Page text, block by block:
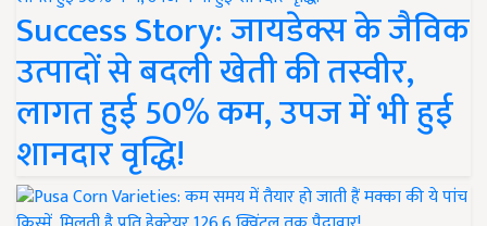
Success Story: जायडेक्स के जैविक
उत्पादों से बदली खेती की तस्वीर,
लागत हुई 50% कम, उपज में भी हुई
शानदार वृद्धि!